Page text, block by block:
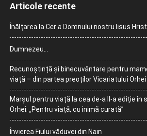
Articole recente
Înălțarea la Cer a Domnului nostru Iisus
Dumnezeu…
Recunoștință și binecuvântare pentru
viață – din partea preoților Vicariatului Orhei
Marșul pentru viață la cea de-a II-a ediție în
Orhei: „Pentru viață, cu inimă curată”
Învierea Fiului văduvei din Nain